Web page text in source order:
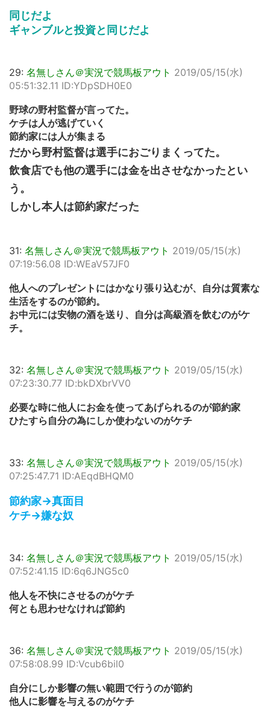
同じだよ
ギャンブルと投資と同じだよ
29: 名無しさん＠実況で競馬板アウト 2019/05/15(水)
05:51:32.11 ID:YDpSDH0E0
野球の野村監督が言ってた。
ケチは人が逃げていく
節約家には人が集まる
だから野村監督は選手におごりまくってた。
飲食店でも他の選手には金を出させなかったとい
う。
しかし本人は節約家だった
31: 名無しさん＠実況で競馬板アウト 2019/05/15(水)
07:19:56.08 ID:WEaV57JF0
他人へのプレゼントにはかなり張り込むが、自分は質素な
生活をするのが節約。
お中元には安物の酒を送り、自分は高級酒を飲むのがケ
チ。
32: 名無しさん＠実況で競馬板アウト 2019/05/15(水)
07:23:30.77 ID:bkDXbrVV0
必要な時に他人にお金を使ってあげられるのが節約家
ひたすら自分の為にしか使わないのがケチ
33: 名無しさん＠実況で競馬板アウト 2019/05/15(水)
07:25:47.71 ID:AEqdBHQM0
節約家→真面目
ケチ→嫌な奴
34: 名無しさん＠実況で競馬板アウト 2019/05/15(水)
07:52:41.15 ID:6q6JNG5c0
他人を不快にさせるのがケチ
何とも思わせなければ節約
36: 名無しさん＠実況で競馬板アウト 2019/05/15(水)
07:58:08.99 ID:Vcub6bil0
自分にしか影響の無い範囲で行うのが節約
他人に影響を与えるのがケチ